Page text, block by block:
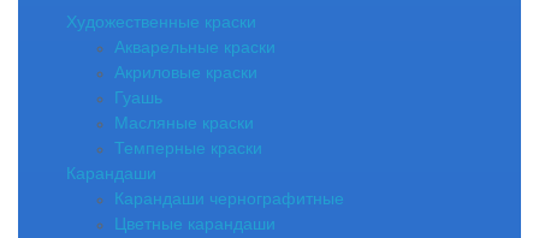
Художественные краски
Акварельные краски
Акриловые краски
Гуашь
Масляные краски
Темперные краски
Карандаши
Карандаши чернографитные
Цветные карандаши